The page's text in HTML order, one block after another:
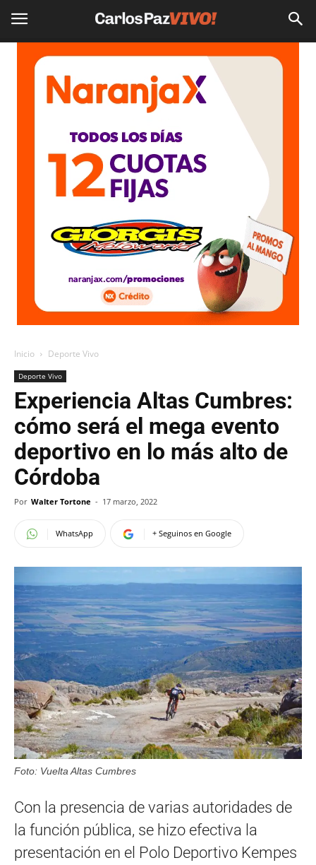
Inicio Deporte Vivo
Deporte Vivo
Experiencia Altas Cumbres:
cómo será el mega evento
deportivo en lo más alto de
Córdoba
Por Walter Tortone - 17 marzo, 2022
WhatsApp + Seguinos en Google
Foto: Vuelta Altas Cumbres
Con la presencia de varias autoridades de
la función pública, se hizo efectiva la
presentación en el Polo Deportivo Kempes